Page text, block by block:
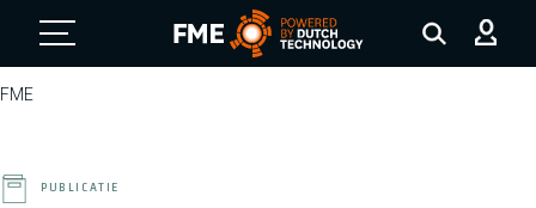
FME Logo, to the homepage
FME
PUBLICATIE